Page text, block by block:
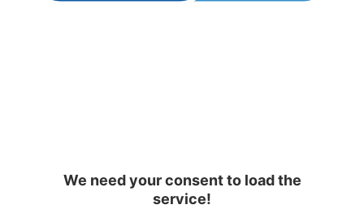
We need your consent to load the
service!